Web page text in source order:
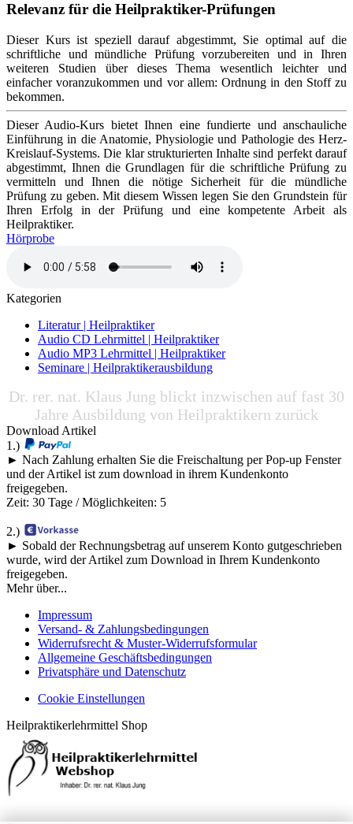
Relevanz für die Heilpraktiker-Prüfungen
Dieser Kurs ist speziell darauf abgestimmt, Sie optimal auf die
schriftliche und mündliche Prüfung vorzubereiten und in Ihren
weiteren Studien über dieses Thema wesentlich leichter und
einfacher voranzukommen und vor allem: Ordnung in den Stoff zu
bekommen.
Dieser Audio-Kurs bietet Ihnen eine fundierte und anschauliche
Einführung in die Anatomie, Physiologie und Pathologie des Herz-
Kreislauf-Systems. Die klar strukturierten Inhalte sind perfekt darauf
abgestimmt, Ihnen die Grundlagen für die schriftliche Prüfung zu
vermitteln und Ihnen die nötige Sicherheit für die mündliche
Prüfung zu geben. Mit diesem Wissen legen Sie den Grundstein für
Ihren Erfolg in der Prüfung und eine kompetente Arbeit als
Heilpraktiker.
Hörprobe
Kategorien
Literatur | Heilpraktiker
Audio CD Lehrmittel | Heilpraktiker
Audio MP3 Lehrmittel | Heilpraktiker
Seminare | Heilpraktikerausbildung
Dr. rer. nat. Klaus Jung blickt inzwischen auf fast 30
Jahre Ausbildung von Heilpraktikern zurück
Download Artikel
1.)
► Nach Zahlung erhalten Sie die Freischaltung per Pop-up Fenster
und der Artikel ist zum download in ihrem Kundenkonto
freigegeben.
Zeit: 30 Tage / Möglichkeiten: 5
2.)
► Sobald der Rechnungsbetrag auf unserem Konto gutgeschrieben
wurde, wird der Artikel zum Download in Ihrem Kundenkonto
freigegeben.
Mehr über...
Impressum
Versand- & Zahlungsbedingungen
Widerrufsrecht & Muster-Widerrufsformular
Allgemeine Geschäftsbedingungen
Privatsphäre und Datenschutz
Cookie Einstellungen
Heilpraktikerlehrmittel Shop